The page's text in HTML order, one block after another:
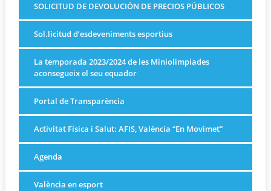
SOLICITUD DE DEVOLUCIÓN DE PRECIOS PÚBLICOS
Sol.licitud d’esdeveniments esportius
La temporada 2023/2024 de les Miniolimpiades
aconsegueix el seu equador
Portal de Transparència
Activitat Física i Salut: AFIS, València “En Movimet”
Agenda
València en esport